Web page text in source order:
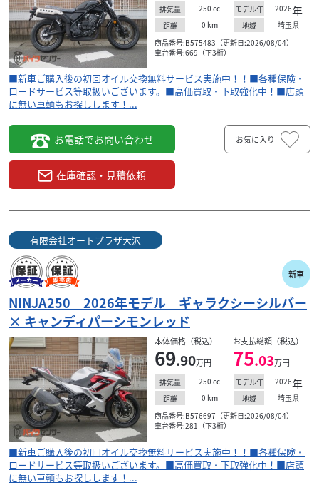
排気量 250 cc モデル年 2026年
距離 0 km 地域
埼玉県
商品番号:B575483（更新日:2026/08/04）
車台番号:669（下3桁）
■新車ご購入後の初回オイル交換無料サービス実施中！！■各種保険・
ロードサービス等取扱いございます。■高価買取・下取強化中！■店頭
に無い車輌もお探しします！...
お電話でお問い合わせ
在庫確認・見積依頼
お気に入り
有限会社オートプラザ大沢
新車
NINJA250 2026年モデル ギャラクシーシルバー
× キャンディパーシモンレッド
本体価格（税込）
69.90万円
お支払総額（税込）
75.03万円
排気量 250 cc モデル年 2026年
距離 0 km 地域
埼玉県
商品番号:B576697（更新日:2026/08/04）
車台番号:281（下3桁）
■新車ご購入後の初回オイル交換無料サービス実施中！！■各種保険・
ロードサービス等取扱いございます。■高価買取・下取強化中！■店頭
に無い車輌もお探しします！...